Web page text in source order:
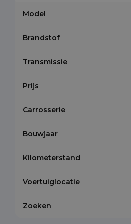
Model
Brandstof
Transmissie
Prijs
Carrosserie
Bouwjaar
Kilometerstand
Voertuiglocatie
Zoeken